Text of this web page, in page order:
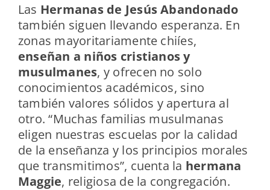
Las Hermanas de Jesús Abandonado
también siguen llevando esperanza. En
zonas mayoritariamente chiíes,
enseñan a niños cristianos y
musulmanes, y ofrecen no solo
conocimientos académicos, sino
también valores sólidos y apertura al
otro. “Muchas familias musulmanas
eligen nuestras escuelas por la calidad
de la enseñanza y los principios morales
que transmitimos”, cuenta la hermana
Maggie, religiosa de la congregación.